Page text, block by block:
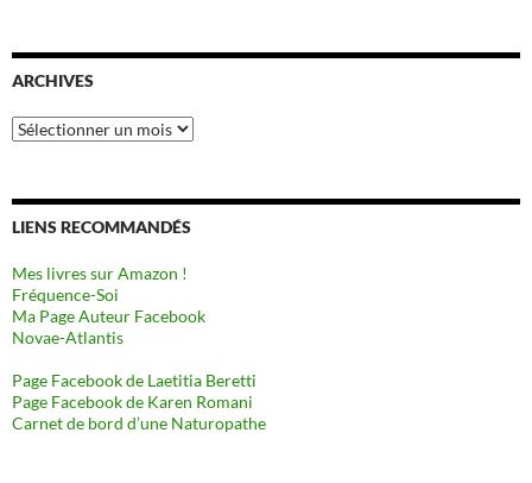
ARCHIVES
Archives
LIENS RECOMMANDÉS
Mes livres sur Amazon !
Fréquence-Soi
Ma Page Auteur Facebook
Novae-Atlantis
Page Facebook de Laetitia Beretti
Page Facebook de Karen Romani
Carnet de bord d’une Naturopathe